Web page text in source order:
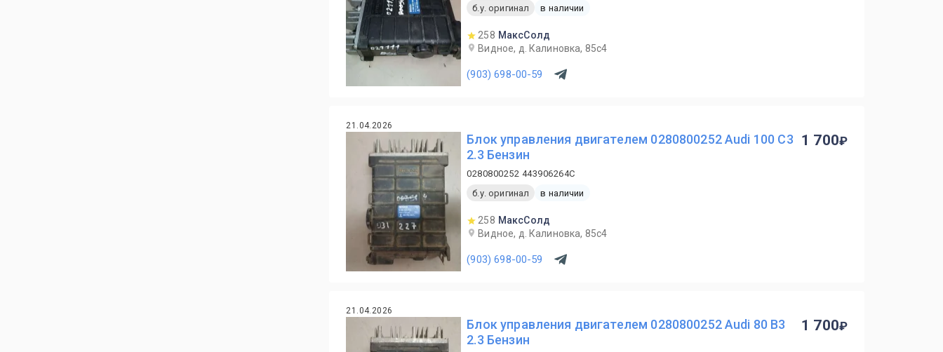
б.у. оригинал
в наличии
258 МаксСолд
Видное, д. Калиновка, 85с4
(903) 698-00-59
21.04.2026
Блок управления двигателем 0280800252 Audi 100 C3
2.3 Бензин
0280800252 443906264C
б.у. оригинал
в наличии
258 МаксСолд
Видное, д. Калиновка, 85с4
(903) 698-00-59
1 700
21.04.2026
Блок управления двигателем 0280800252 Audi 80 B3
2.3 Бензин
1 700